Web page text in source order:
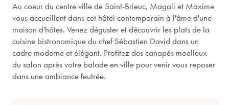
Au coeur du centre ville de Saint-Brieuc, Magali et Maxime
vous accueillent dans cet hôtel contemporain à l'âme d'une
maison d'hôtes. Venez déguster et découvrir les plats de la
cuisine bistronomique du chef Sébastien David dans un
cadre moderne et élégant. Profitez des canapés moelleux
du salon après votre balade en ville pour venir vous reposer
dans une ambiance feutrée.